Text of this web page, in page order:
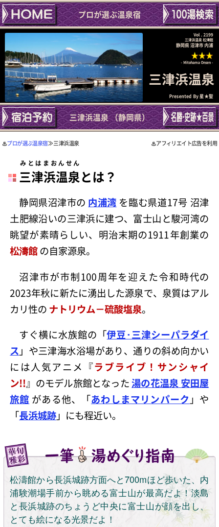
プロが選ぶ温泉宿
Vol . 2199
三津浜温泉 松濤館
静岡県 沼津市 内浦
Mitohama Onsen
三津浜温泉
Presented By星★聖
三津浜温泉 （静岡県）
プロが選ぶ温泉宿≫ 三津浜温泉 アフィリエイト広告を利用
三津浜温泉
みとはまおんせん
とは？
静岡県沼津市の 内浦湾 を臨む県道17号 沼津
土肥線沿いの三津浜に建つ、富士山と駿河湾の
眺望が素晴らしい、明治末期の1911年創業の
松濤館の自家源泉。
沼津市が市制100周年を迎えた令和時代の
2023年秋に新たに湧出した源泉で、泉質はアル
カリ性の ナトリウム－硫酸塩泉。
すぐ横に水族館の「伊豆･三津シーパラダイ
ス 」や三津海水浴場があり、通りの斜め向かい
には人気アニメ『ラブライブ！サンシャイ
ン!!』のモデル旅館となった湯の花温泉 安田屋
旅館 がある他、「あわしまマリンパーク 」や
「長浜城跡」にも程近い。
松濤館から長浜城跡方面へと700mほど歩いた、内
浦験潮場手前から眺める富士山が最高だよ！淡島
と長浜城跡のちょうど中央に富士山が顔を出し、
とても絵になる光景だよ！